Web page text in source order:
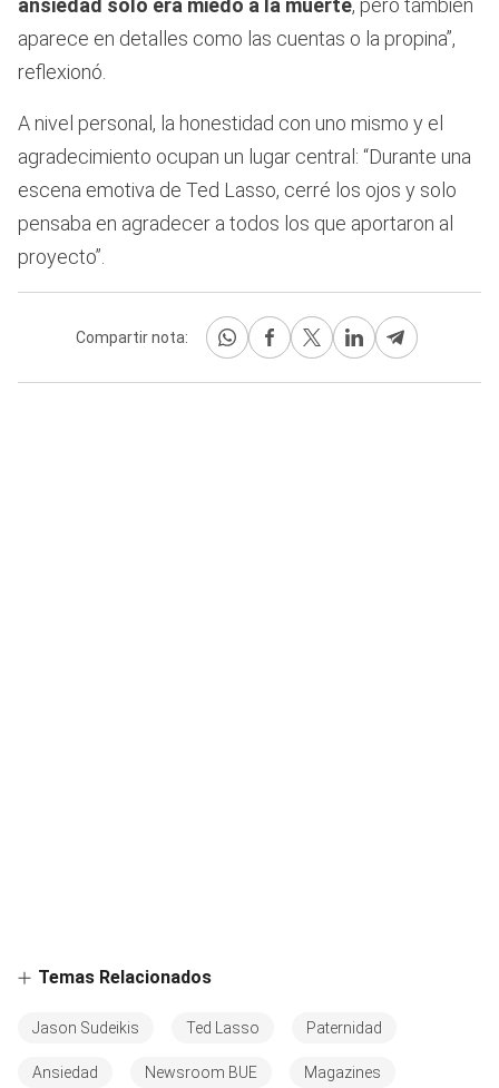
ansiedad solo era miedo a la muerte, pero también
aparece en detalles como las cuentas o la propina”,
reflexionó.
A nivel personal, la honestidad con uno mismo y el
agradecimiento ocupan un lugar central: “Durante una
escena emotiva de Ted Lasso, cerré los ojos y solo
pensaba en agradecer a todos los que aportaron al
proyecto”.
Compartir nota:
Temas Relacionados
Jason Sudeikis Ted Lasso Paternidad
Ansiedad Newsroom BUE Magazines